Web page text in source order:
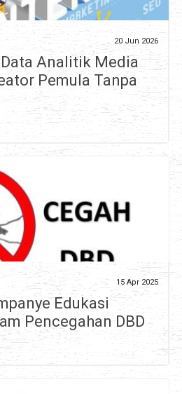
20 Jun 2026
Analitik Media
Pemula Tanpa
15 Apr 2025
Edukasi
Pencegahan DBD